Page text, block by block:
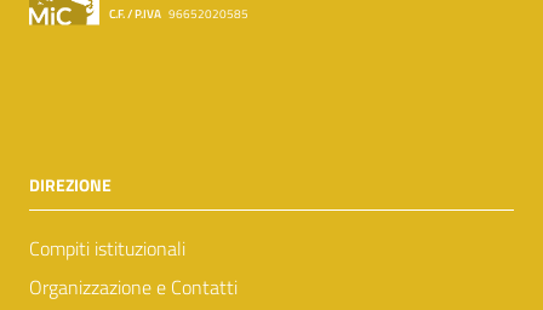
C.F. / P.IVA 96652020585
DIREZIONE
Compiti istituzionali
Organizzazione e Contatti